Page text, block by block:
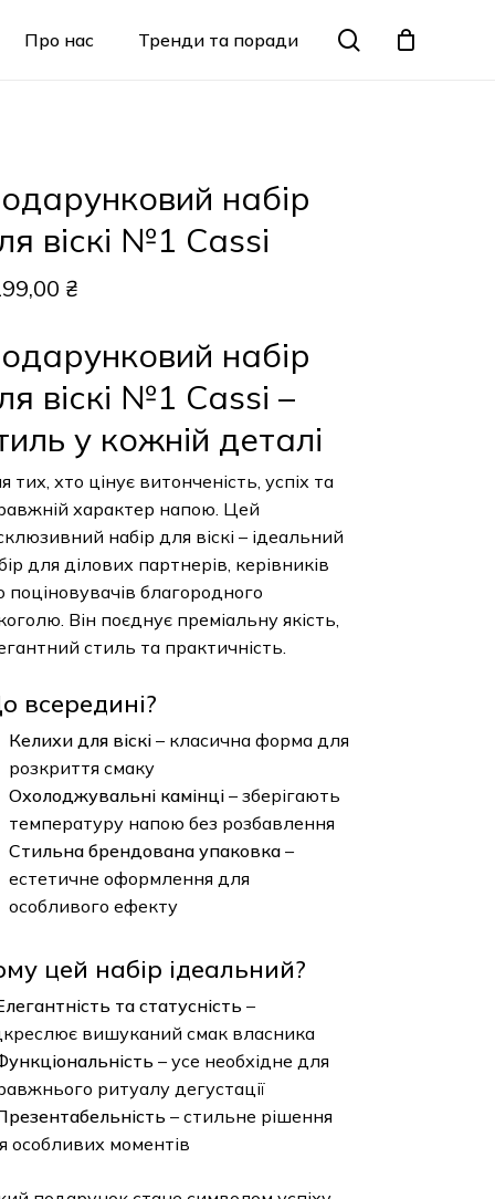
Про нас Тренди та поради search
набір
віскі №1 Cassi
₴
набір
віскі №1 Cassi –
у кожній деталі
тих, хто цінує витонченість, успіх та
характер напою. Цей
набір для віскі – ідеальний
для ділових партнерів, керівників
поціновувачів благородного
Він поєднує преміальну якість,
стиль та практичність.
всередині?
Келихи для віскі– класична форма для
розкриття смаку
Охолоджувальні камінці– зберігають
температуру напою без розбавлення
Стильна брендована упаковка–
естетичне оформлення для
особливого ефекту
цей набір ідеальний?
та статусність–
вишуканий смак власника
– усе необхідне для
ритуалу дегустації
– стильне рішення
особливих моментів